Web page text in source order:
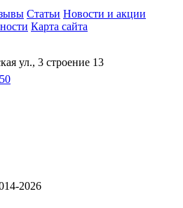
Статьи Новости и акции
Карта сайта
ул., 3 строение 13
2026